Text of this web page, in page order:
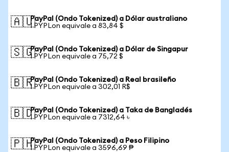
🇦🇺PayPal (Ondo Tokenized) a Dólar australiano
1 PYPLon equivale a 83,84 $
🇸🇬PayPal (Ondo Tokenized) a Dólar de Singapur
1 PYPLon equivale a 75,72 $
🇧🇷PayPal (Ondo Tokenized) a Real brasileño
1 PYPLon equivale a 302,01 R$
🇧🇩PayPal (Ondo Tokenized) a Taka de Bangladés
1 PYPLon equivale a 7312,64 ৳
🇵🇭PayPal (Ondo Tokenized) a Peso Filipino
1 PYPLon equivale a 3596,69 ₱